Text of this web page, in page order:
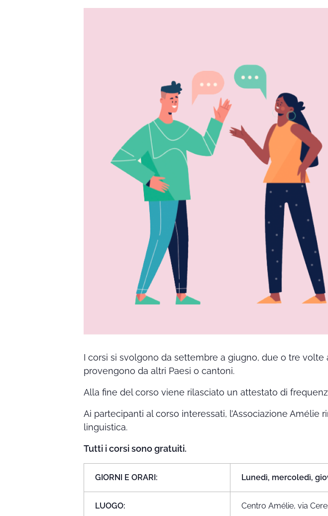
I corsi si svolgono da settembre a giugno, due o tre
provengono da altri Paesi o cantoni.
Alla fine del corso viene rilasciato un attestato di
Ai partecipanti al corso interessati, l’Associazione
linguistica.
Tutti i corsi sono gratuiti.
GIORNI E ORARI: Lunedì, mercoledì,
LUOGO: Centro Amélie, via